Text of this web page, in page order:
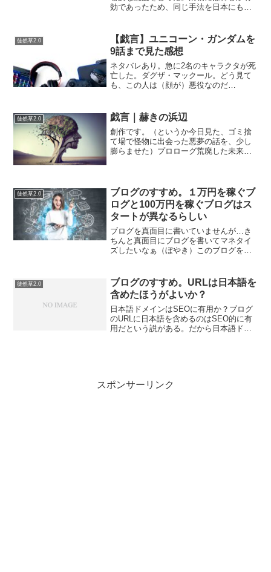
効であったため、同じ手法を日本にも試
た。ペリー自身にそこまでの意図はなか
ったにせよ、日本はうまく危...
徒然草2.0
【戯言】ユニコーン・ガンダムを
9話まで見た感想
ネタバレあり。急に2名のキャラクタが死
亡した。ダグザ・マックール。どう見て
も、この人は（顔が）悪役なのだ
ナージのニュータイプ覚醒を促して、ユ
ニコーンガンダムのちからを引...
徒然草2.0 戯言｜赫きの浜辺
創作です。（というか今日見た、ゴミ捨
て場で怪物に出会った悪夢の話を、少し
膨らませた）プロローグ荒廃した未来の
「封鎖区域」となっていた...
徒然草2.0
ブログのすすめ。１万円を稼ぐブ
ログと100万円を稼ぐブログはス
タートが異なるらしい
ブログを真面目に書いていませんが…き
ちんと真面目にブログを書いてマネタイ
ズしたいなぁ（ぼやき）このブログを見
ということが分かった逆に1,2万円ぐらい
であれば誰でも十...
徒然草2.0
ブログのすすめ。URLは日本語を
含めたほうがよいか？
日本語ドメインはSEOに有用か？ブログ
のURLに日本語を含めるのはSEO的に有
用だという説がある。だから日本語ドメ
スポンサーリンク